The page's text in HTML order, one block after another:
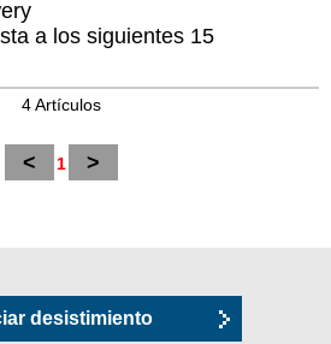
a los siguientes 15
4 Artículos
< 1 >
desistimiento